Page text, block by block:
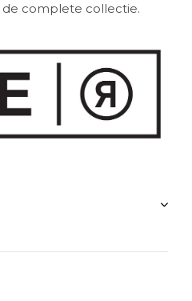
de complete collectie.